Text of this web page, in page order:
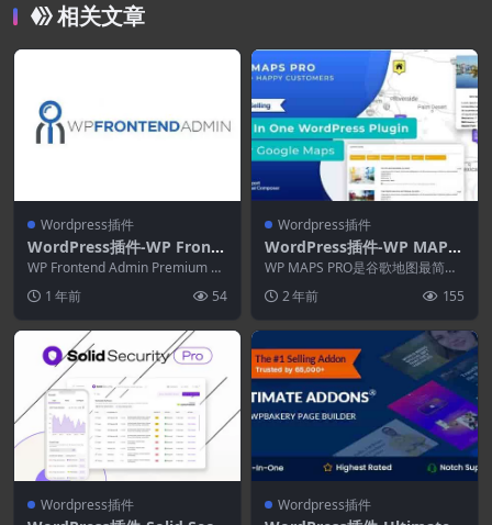
相关文章
Wordpress插件
WordPress插件-WP Fronte
nd Admin Premium 1.22.5
WP Frontend Admin Premium 将
1 年前 54
Wordpress插件
WordPress插件-WP MAPS
PRO 5.7.6–谷歌地图的Word
Press插件
WP MAPS PRO是谷歌地图最简
这个...2 年前 155
Wordpress插件 Wordpress插件